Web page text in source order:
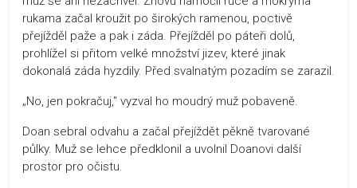
rukama začal kroužit po širokých ramenou, poctivě
přejížděl paže a pak i záda. Přejížděl po páteři dolů,
prohlížel si přitom velké množství jizev, které jinak
dokonalá záda hyzdily. Před svalnatým pozadím se zarazil.
„No, jen pokračuj," vyzval ho moudrý muž pobaveně.
Doan sebral odvahu a začal přejíždět pěkně tvarované
půlky. Muž se lehce předklonil a uvolnil Doanovi další
prostor pro očistu.